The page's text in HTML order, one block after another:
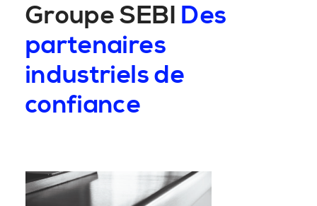
Groupe SEBI Des
partenaires
industriels de
confiance